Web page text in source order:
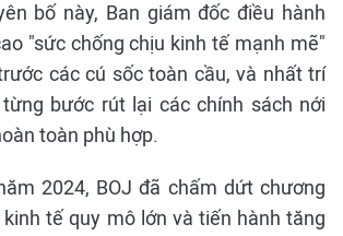
bố này, Ban giám đốc điều hành
"sức chống chịu kinh tế mạnh mẽ"
các cú sốc toàn cầu, và nhất trí
bước rút lại các chính sách nới
toàn phù hợp.
2024, BOJ đã chấm dứt chương
tế quy mô lớn và tiến hành tăng